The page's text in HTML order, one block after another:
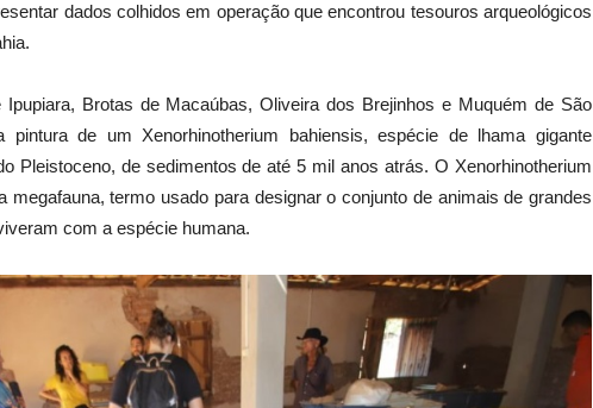
dados colhidos em operação que encontrou tesouros arqueológicos
Brotas de Macaúbas, Oliveira dos Brejinhos e Muquém de São
de um Xenorhinotherium bahiensis, espécie de lhama gigante
Pleistoceno, de sedimentos de até 5 mil anos atrás. O Xenorhinotherium
megafauna, termo usado para designar o conjunto de animais de grandes
com a espécie humana.